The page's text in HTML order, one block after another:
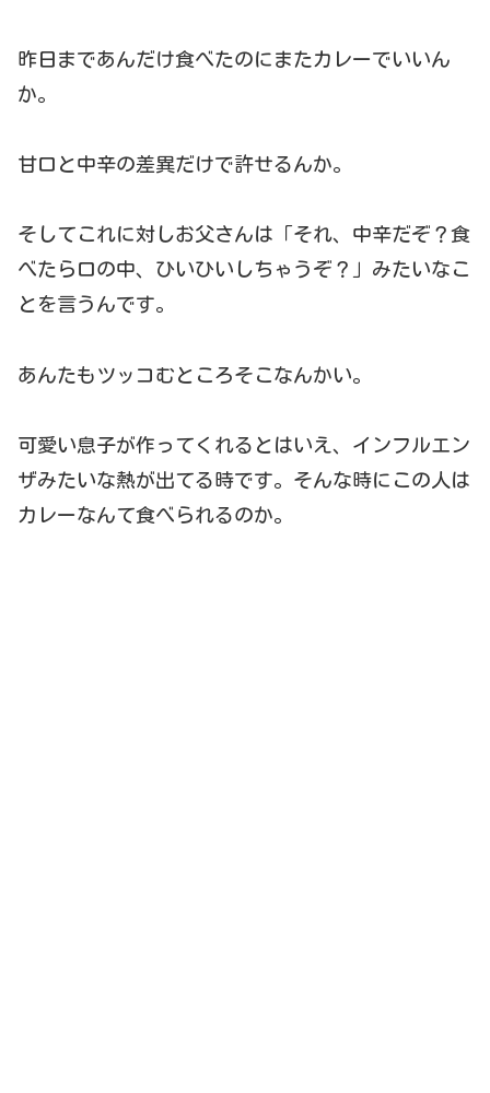
昨日まであんだけ食べたのにまたカレーでいいん
か。
甘口と中辛の差異だけで許せるんか。
そしてこれに対しお父さんは「それ、中辛だぞ？食
べたら口の中、ひいひいしちゃうぞ？」みたいなこ
とを言うんです。
あんたもツッコむところそこなんかい。
可愛い息子が作ってくれるとはいえ、インフルエン
ザみたいな熱が出てる時です。そんな時にこの人は
カレーなんて食べられるのか。